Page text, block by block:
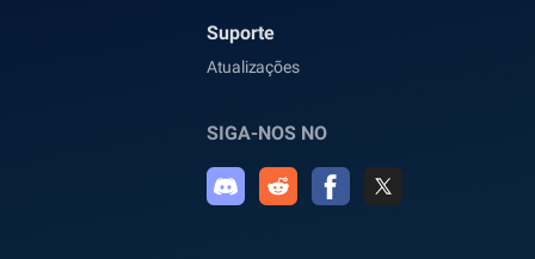
Suporte
Atualizações
SIGA-NOS NO